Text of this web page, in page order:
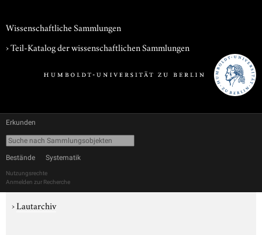
Wissenschaftliche Sammlungen
› Teil-Katalog der wissenschaftlichen Sammlungen
Erkunden
Bestände Systematik
Nutzungsrechte
Anmelden zur Recherche
›Lautarchiv